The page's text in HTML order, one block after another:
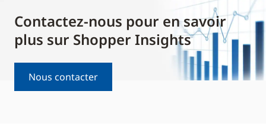
Contactez-nous pour en savoir
plus sur Shopper Insights
Nous contacter